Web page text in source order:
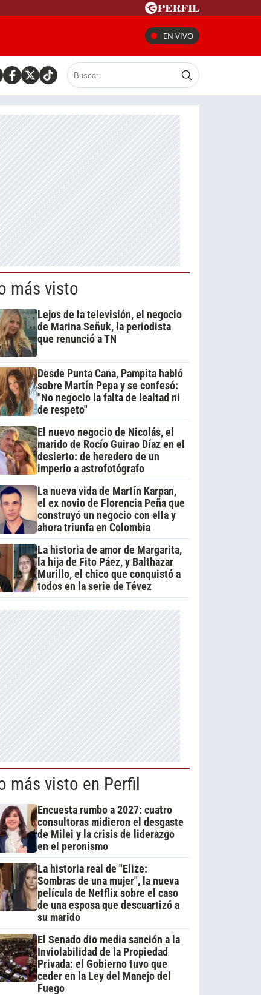
EN VIVO
más visto
Lejos de la televisión, el negocio
de Marina Señuk, la periodista
que renunció a TN
Desde Punta Cana, Pampita habló
sobre Martín Pepa y se confesó:
"No negocio la falta de lealtad ni
de respeto"
El nuevo negocio de Nicolás, el
marido de Rocío Guirao Díaz en el
desierto: de heredero de un
imperio a astrofotógrafo
La nueva vida de Martín Karpan,
el ex novio de Florencia Peña que
construyó un negocio con ella y
ahora triunfa en Colombia
La historia de amor de Margarita,
la hija de Fito Páez, y Balthazar
Murillo, el chico que conquistó a
todos en la serie de Tévez
más visto en Perfil
Encuesta rumbo a 2027: cuatro
consultoras midieron el desgaste
de Milei y la crisis de liderazgo
en el peronismo
La historia real de "Elize:
Sombras de una mujer", la nueva
película de Netflix sobre el caso
de una esposa que descuartizó a
su marido
El Senado dio media sanción a la
Inviolabilidad de la Propiedad
Privada: el Gobierno tuvo que
ceder en la Ley del Manejo del
Fuego